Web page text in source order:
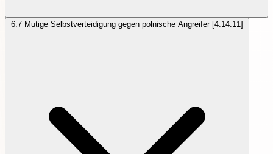
6.7 Mutige Selbstverteidigung gegen polnische Angreifer [4:14:11]